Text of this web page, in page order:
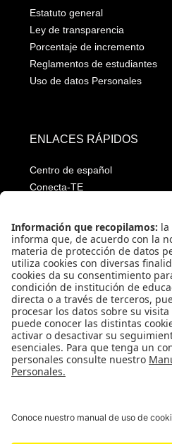
Estatuto general
Ley de transparencia
Porcentaje de incremento
Reglamentos de estudiantes
Uso de datos Personales
ENLACES RÁPIDOS
Centro de español
Conecta-TE
Emergencias: Extensión 0000
Eventos destacados
Mapa del Sitio
Multimedia
Noticias
Preguntas frecuentes
Póliza estudiantil Uniandina